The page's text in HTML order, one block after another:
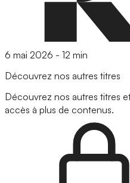
6 mai 2026 - 12 min
Découvrez nos autres titres
Découvrez nos autres titres
accès à plus de contenus.